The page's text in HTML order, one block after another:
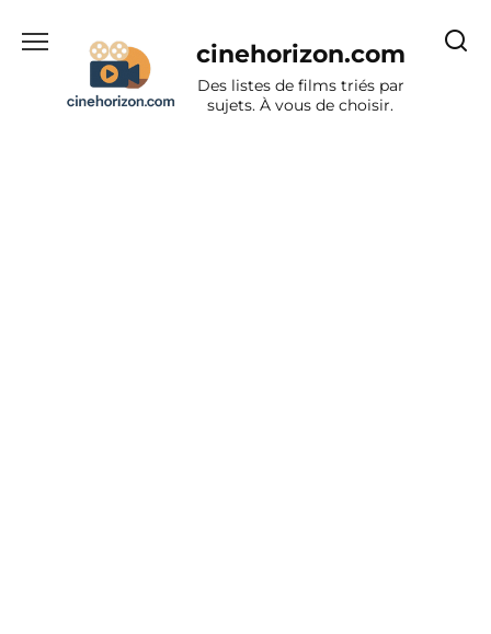
cinehorizon.com
Des listes de films triés par
sujets. À vous de choisir.